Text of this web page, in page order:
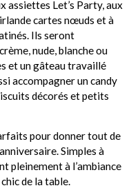
assiettes Let’s Party, aux
cartes nœuds et à
Ils seront
nude, blanche ou
et un gâteau travaillé
accompagner un candy
décorés et petits
pour donner tout de
Simples à
pleinement à l’ambiance
de la table.